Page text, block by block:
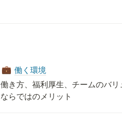
💼 働く環境
働き方、福利厚生、チームのバ
ならではのメリット